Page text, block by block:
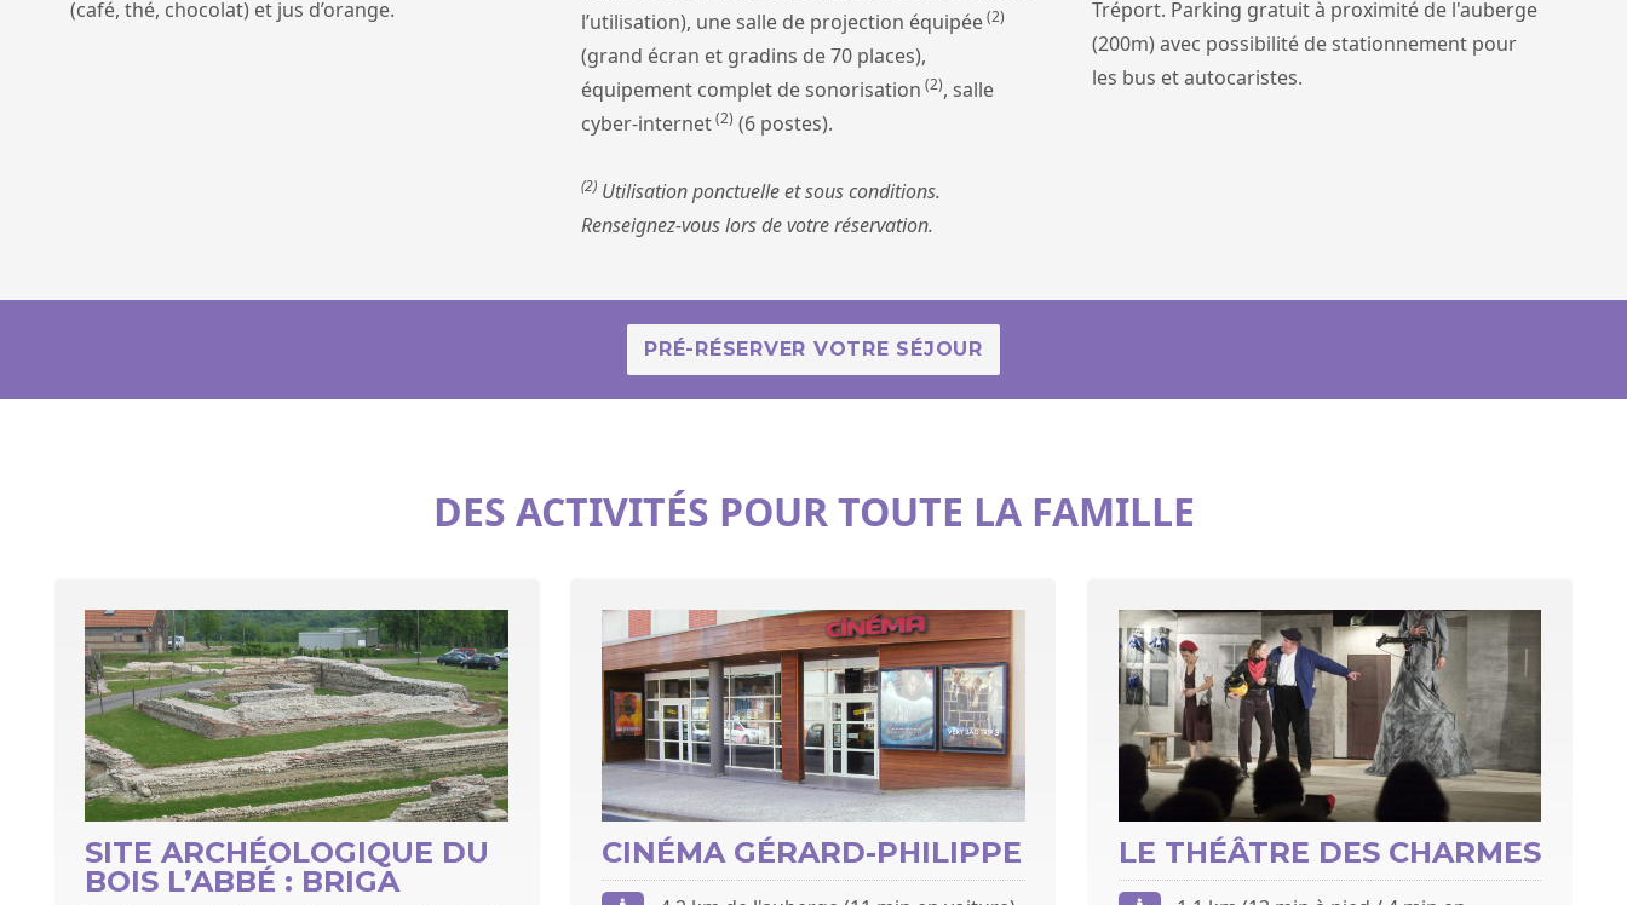
(café, thé, chocolat) et jus d’orange.
l’utilisation), une salle de projection équipée(2)
(grand écran et gradins de 70 places),
équipement complet de sonorisation (2), salle
cyber-internet(2) (6 postes).
(2)Utilisation ponctuelle et sous conditions.
Renseignez-vous lors de votre réservation.
Tréport. Parking gratuit à proximité de l'auberge
(200m) avec possibilité de stationnement pour
les bus et autocaristes.
PRÉ-RÉSERVER VOTRE SÉJOUR
DES ACTIVITÉS POUR TOUTE LA FAMILLE
SITE ARCHÉOLOGIQUE DU
BOIS L’ABBÉ : BRIGA
CINÉMA GÉRARD-PHILIPPE LE THÉÂTRE DES CHARMES